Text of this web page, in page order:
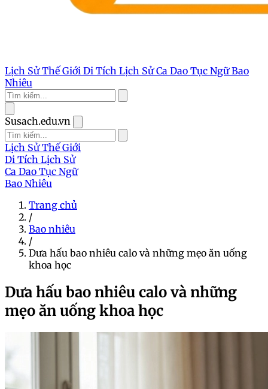
Lịch Sử Thế Giới Di Tích Lịch SửCa Dao Tục NgữBao
Nhiêu
Susach.edu.vn
Lịch Sử Thế Giới
Di Tích Lịch Sử
Ca Dao Tục Ngữ
Bao Nhiêu
Trang chủ
/
Bao nhiêu
/
Dưa hấu bao nhiêu calo và những mẹo ăn uống
khoa học
Dưa hấu bao nhiêu calo và những
mẹo ăn uống khoa học